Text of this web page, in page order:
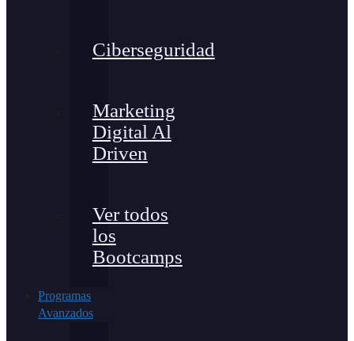
Ciberseguridad
Marketing
Digital Al
Driven
Ver todos
los
Bootcamps
Programas
Avanzados